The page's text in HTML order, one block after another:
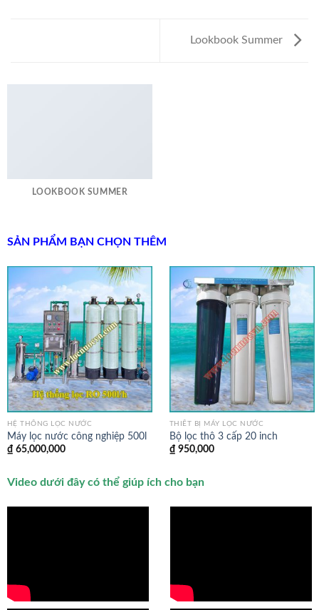
Lookbook Summer
LOOKBOOK SUMMER
SẢN PHẨM BẠN CHỌN THÊM
HỆ THỐNG LỌC NƯỚC
Máy lọc nước công nghiệp 500l
₫ 65,000,000
THIẾT BỊ MÁY LỌC NƯỚC
Bộ lọc thô 3 cấp 20 inch
₫ 950,000
Video dưới đây có thể giúp ích cho bạn